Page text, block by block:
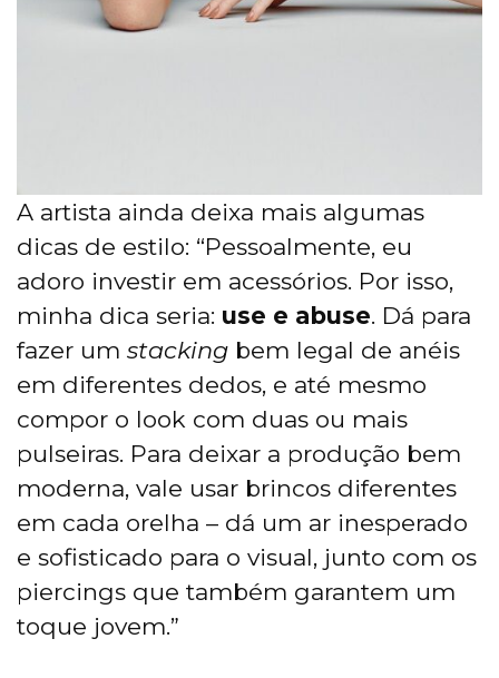
A artista ainda deixa mais algumas
dicas de estilo: “Pessoalmente, eu
adoro investir em acessórios. Por isso,
minha dica seria: use e abuse. Dá para
fazer um stacking bem legal de anéis
em diferentes dedos, e até mesmo
compor o look com duas ou mais
pulseiras. Para deixar a produção bem
moderna, vale usar brincos diferentes
em cada orelha – dá um ar inesperado
e sofisticado para o visual, junto com os
piercings que também garantem um
toque jovem.”